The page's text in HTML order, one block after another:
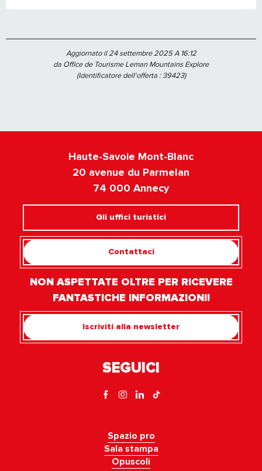
Aggiornato il 24 settembre 2025 A 16:12
da Office de Tourisme Leman Mountains Explore
(Identificatore dell'offerta :39423)
Haute-Savoie Mont-Blanc
20 avenue du Parmelan
74 000 Annecy
Gli uffici turistici
Contattaci
NON ASPETTATE OLTRE PER RICEVERE
FANTASTICHE INFORMAZIONI!
Iscriviti alla newsletter
SEGUICI
Spazio pro
Sala stampa
Opuscoli